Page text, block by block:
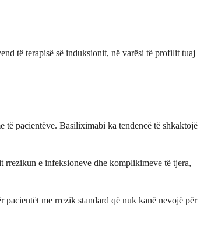
të terapisë së induksionit, në varësi të profilit tuaj
pacientëve. Basiliximabi ka tendencë të shkaktojë
rrezikun e infeksioneve dhe komplikimeve të tjera,
me rrezik standard që nuk kanë nevojë për